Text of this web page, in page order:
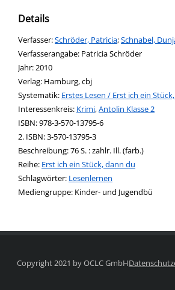
Details
Verfasser:Suche nach diesem Verfasser
Schröder, Patricia;Schnabel,
Verfasserangabe: Patricia Schröder
Jahr:2010
Verlag: Hamburg, cbj
opens in new tab
Diesen Link in neuem Tab öffnen
Systematik: Suche nach dieser Systematik
Erstes Lesen / Erst ich ein
Interessenkreis: Suche nach diesem
Krimi,Antolin Klasse 2
ISBN:978-3-570-13795-6
2. ISBN:3-570-13795-3
Beschreibung:76 S. : zahlr. Ill. (farb.)
Reihe: Erst ich ein Stück, dann du
Schlagwörter: Lesenlernen
Suche nach dieser Beteiligten Person
Mediengruppe: Kinder- und Jugendbü
Copyright 2021 by OCLC GmbH